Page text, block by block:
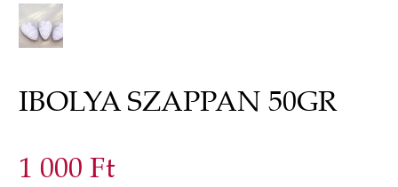
IBOLYA SZAPPAN 50GR
1 000 Ft